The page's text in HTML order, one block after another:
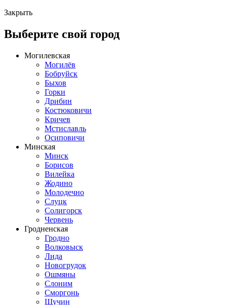
Закрыть
Выберите свой город
Могилевская
Могилёв
Бобруйск
Быхов
Горки
Дрибин
Костюковичи
Кричев
Мстиславль
Осиповичи
Минская
Минск
Борисов
Вилейка
Жодино
Молодечно
Слуцк
Солигорск
Червень
Гродненская
Гродно
Волковыск
Лида
Новогрудок
Ошмяны
Слоним
Сморгонь
Щучин